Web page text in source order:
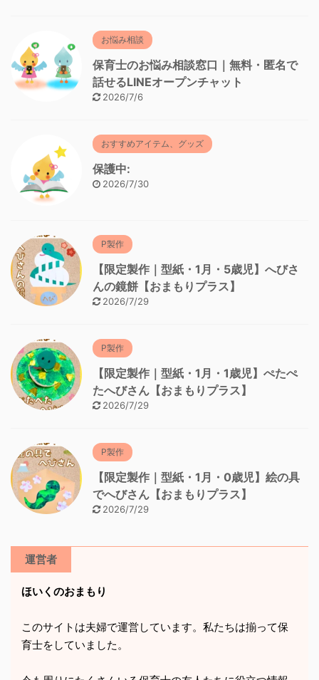
お悩み相談
保育士のお悩み相談窓口｜無料・匿名で
話せるLINEオープンチャット
2026/7/6
おすすめアイテム、グッズ
保護中:
2026/7/30
P製作
【限定製作｜型紙・1月・5歳児】へびさ
んの鏡餅【おまもりプラス】
2026/7/29
P製作
【限定製作｜型紙・1月・1歳児】ぺたぺ
たへびさん【おまもりプラス】
2026/7/29
P製作
【限定製作｜型紙・1月・0歳児】絵の具
でへびさん【おまもりプラス】
2026/7/29
運営者
ほいくのおまもり
このサイトは夫婦で運営しています。私たちは揃って保
育士をしていました。